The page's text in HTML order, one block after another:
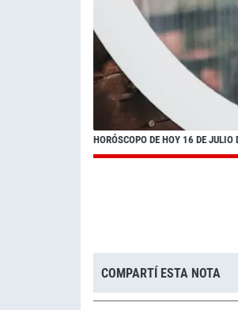
HORÓSCOPO DE HOY 16 DE
COMPARTÍ ESTA NOTA